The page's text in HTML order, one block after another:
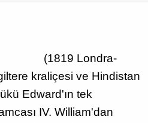
(1819 Londra-
kraliçesi ve Hindistan
Edward'ın tek
IV. William'dan